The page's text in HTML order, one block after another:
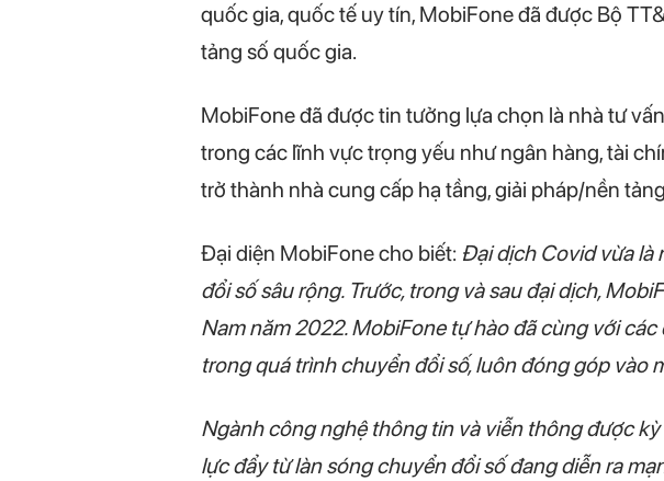
quốc gia, quốc tế uy tín, MobiFone đã được Bộ
tảng số quốc gia.
MobiFone đã được tin tưởng lựa chọn là nhà tư
trong các lĩnh vực trọng yếu như ngân hàng, tài
trở thành nhà cung cấp hạ tầng, giải pháp/nền
Đại diện MobiFone cho biết: Đại dịch Covid vừa là
đổi số sâu rộng. Trước, trong và sau đại dịch,
Nam năm 2022. MobiFone tự hào đã cùng với
trong quá trình chuyển đổi số, luôn đóng góp vào
Ngành công nghệ thông tin và viễn thông được
lực đẩy từ làn sóng chuyển đổi số đang diễn ra